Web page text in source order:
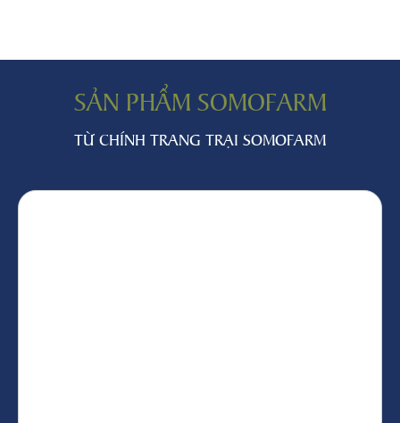
SẢN PHẨM SOMOFARM
TỪ CHÍNH TRANG TRẠI SOMOFARM